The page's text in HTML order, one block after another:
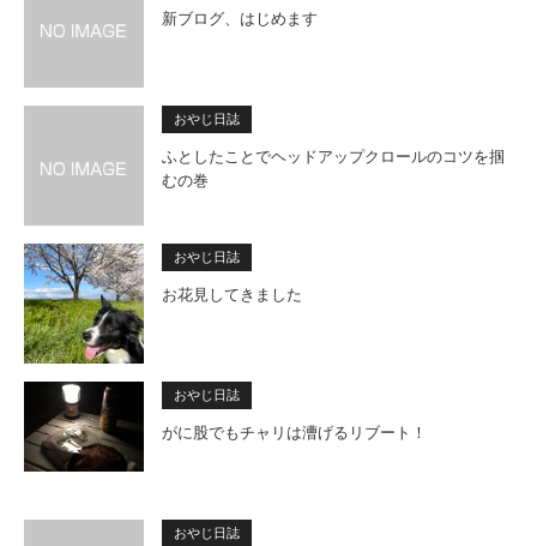
新ブログ、はじめます
おやじ日誌
ふとしたことでヘッドアップクロールのコツを掴
むの巻
おやじ日誌
お花見してきました
おやじ日誌
がに股でもチャリは漕げるリブート！
おやじ日誌